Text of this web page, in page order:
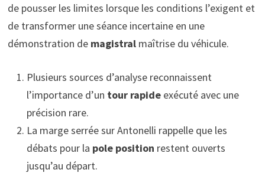
de pousser les limites lorsque les conditions l’exigent et
de transformer une séance incertaine en une
démonstration de magistralmaîtrise du véhicule.
Plusieurs sources d’analyse reconnaissent
l’importance d’un tour rapideexécuté avec une
précision rare.
La marge serrée sur Antonelli rappelle que les
débats pour la pole position restent ouverts
jusqu’au départ.